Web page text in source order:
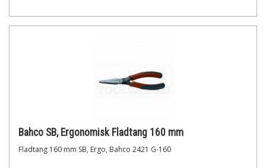
Bahco SB, Ergonomisk Fladtang 160 mm
Fladtang 160 mm SB, Ergo, Bahco 2421 G-160